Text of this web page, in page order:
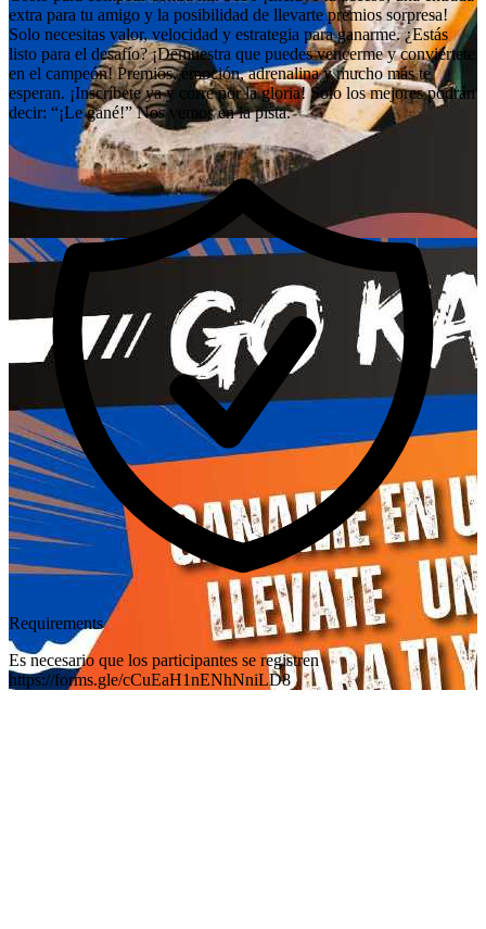
extra para tu amigo y la posibilidad de llevarte premios sorpresa!
Solo necesitas valor, velocidad y estrategia para ganarme. ¿Estás
listo para el desafío? ¡Demuestra que puedes vencerme y conviértete
en el campeón! Premios, emoción, adrenalina y mucho más te
esperan. ¡Inscríbete ya y corre por la gloria! Solo los mejores podrán
decir: “¡Le gané!” Nos vemos en la pista.
Requirements
Es necesario que los participantes se registren
https://forms.gle/cCuEaH1nENhNniLD8